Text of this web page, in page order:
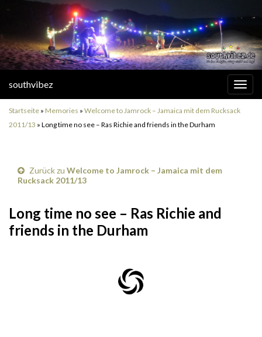
southvibez
Startseite » Memories » Welcome to Jamrock – Jamaica mit dem Rucksack
2011/13 » Long time no see – Ras Richie and friends in the Durham
Zurück zu Welcome to Jamrock – Jamaica mit dem
Rucksack 2011/13
Long time no see – Ras Richie and
friends in the Durham